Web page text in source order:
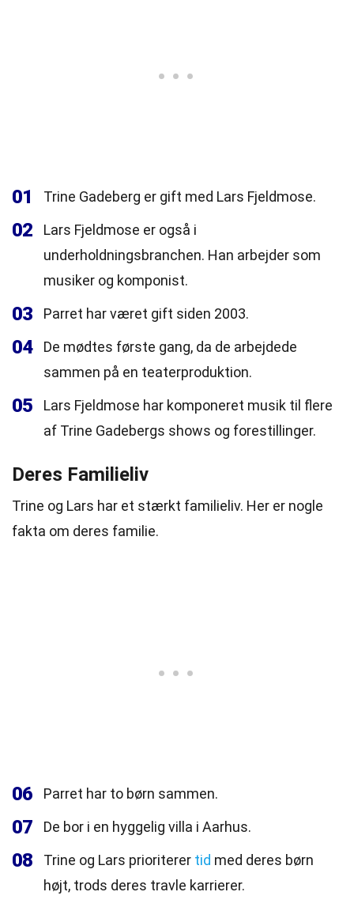
01 Trine Gadeberg er gift med Lars Fjeldmose.
02
Lars Fjeldmose er også i
underholdningsbranchen. Han arbejder som
musiker og komponist.
03 Parret har været gift siden 2003.
04
De mødtes første gang, da de arbejdede
sammen på en teaterproduktion.
05
Lars Fjeldmose har komponeret musik til flere
af Trine Gadebergs shows og forestillinger.
Deres Familieliv
Trine og Lars har et stærkt familieliv. Her er nogle
fakta om deres familie.
06 Parret har to børn sammen.
07 De bor i en hyggelig villa i Aarhus.
08 Trine og Lars prioriterer tid med deres børn
højt, trods deres travle karrierer.